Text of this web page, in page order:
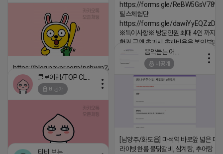
https://forms.gle/
릴스체험단
https://forms.gle/
※특이사항※ 방문인원 최대 4인 까지
험권 금액 초과시 초과비용은 본인부담
2026-04-18 17:13
https://blog.naver.com/pshwin2/224023970047
2026-04-18 17:12
비공개
[남양주/화도읍] 마석역 바로앞 넓은 매
라이빗한룸 물닭갈비, 삼계탕, 추어탕 맛
비공개